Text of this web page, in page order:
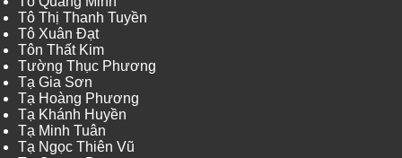
Tô Thị Thanh Tuyền
Tô Xuân Đạt
Tôn Thất Kim
Tường Thục Phương
Tạ Gia Sơn
Tạ Hoàng Phương
Tạ Khánh Huyền
Tạ Minh Tuân
Tạ Ngọc Thiên Vũ